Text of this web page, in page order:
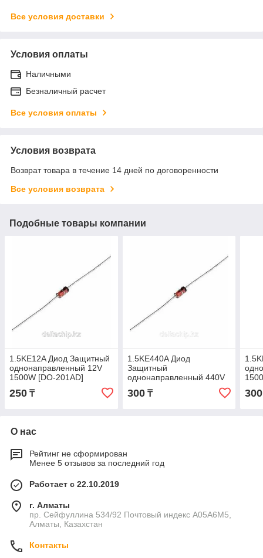
Все условия доставки
Условия оплаты
Наличными
Безналичный расчет
Все условия оплаты
Условия возврата
Возврат товара в течение 14 дней по договоренности
Все условия возврата
Подобные товары компании
1.5KE12A Диод Защитный
однонаправленный 12V
1500W [DO-201AD]
250 ₸
1.5KE440A Диод
Защитный
однонаправленный 440V
1500W [DO-201AD]
300₸ 300
О нас
Рейтинг не сформирован
Менее 5 отзывов за последний год
Работает с 22.10.2019
г. Алматы
пр. Сейфуллина 534/92 Почтовый индекс A05A6M5,
Алматы, Казахстан
Контакты